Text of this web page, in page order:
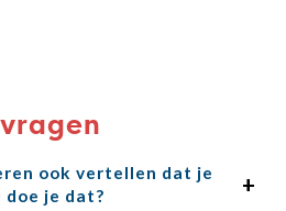
ook vertellen dat je
doe je dat?